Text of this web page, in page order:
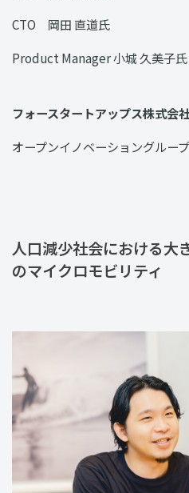
CTO 岡田 直道氏
Product Manager 小城 久美子氏
フォースタートアップス株式会
オープンイノベーショングルー
人口減少社会における大
のマイクロモビリティ